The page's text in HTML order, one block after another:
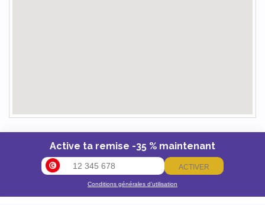
Active ta remise -35 % maintenant
ACTIVER
Conditions générales d’utilisation